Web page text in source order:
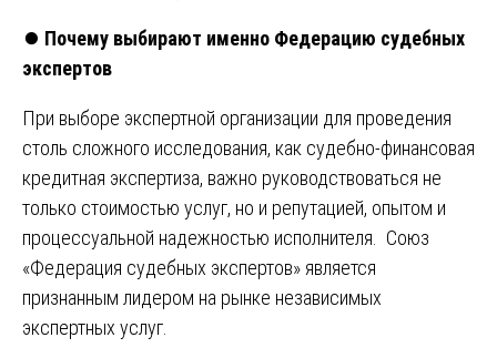
⏺️ Почему выбирают именно Федерацию судебных
экспертов
При выборе экспертной организации для проведения
столь сложного исследования, как судебно-финансовая
кредитная экспертиза, важно руководствоваться не
только стоимостью услуг, но и репутацией, опытом и
процессуальной надежностью исполнителя. Союз
«Федерация судебных экспертов» является
признанным лидером на рынке независимых
экспертных услуг.